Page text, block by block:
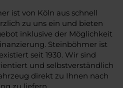
ist von Köln aus schnell
zu uns ein und bieten
inklusive der Möglichkeit
Steinböhmer ist
seit 1930. Wir sind
und selbstverständlich
direkt zu Ihnen nach
zu liefern.